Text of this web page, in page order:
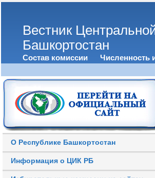
Вестник
Башкортостан
Состав комиссии Численность
О Республике Башкортостан
Информация о ЦИК РБ